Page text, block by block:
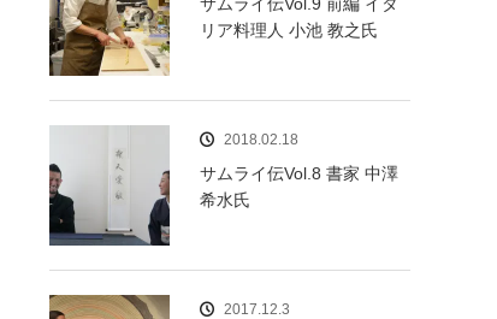
リア料理人 小池 教之氏
2018.02.18
サムライ伝Vol.8 書家 中澤
希水氏
2017.12.3